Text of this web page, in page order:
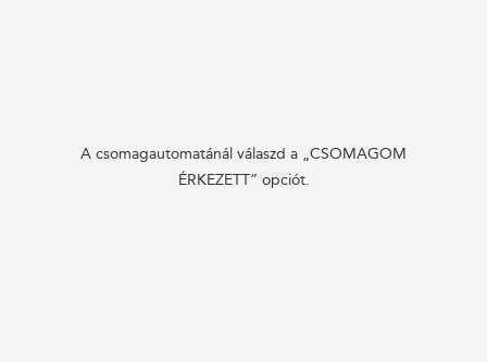
A csomagautomatánál válaszd a „CSOMAGOM
ÉRKEZETT” opciót.